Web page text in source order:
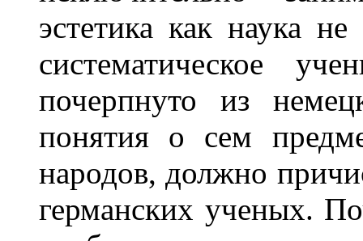
эстетика как наука
систематическое
почерпнуто из
понятия о сем
народов, должно
германских ученых.